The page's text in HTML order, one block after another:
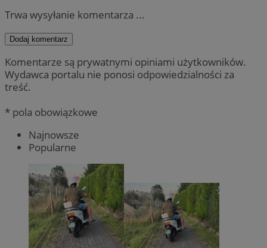
Trwa wysyłanie komentarza ...
Dodaj komentarz
Komentarze są prywatnymi opiniami użytkowników.
Wydawca portalu nie ponosi odpowiedzialności za
treść.
* pola obowiązkowe
Najnowsze
Popularne